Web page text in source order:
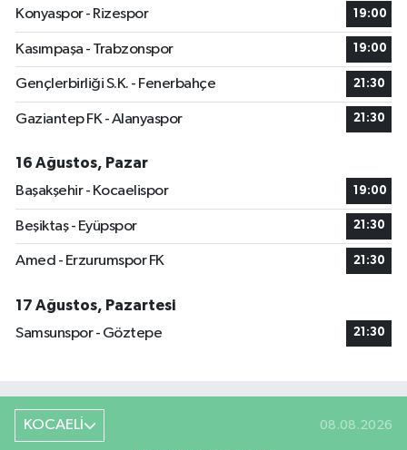
Konyaspor - Rizespor
19:00
Kasımpaşa - Trabzonspor 19:00
Gençlerbirliği S.K. - Fenerbahçe 21:30
Gaziantep FK - Alanyaspor 21:30
16 Ağustos, Pazar
Başakşehir - Kocaelispor
19:00
Beşiktaş - Eyüpspor 21:30
Amed - Erzurumspor FK 21:30
17 Ağustos, Pazartesi
Samsunspor - Göztepe
21:30
KOCAELİ 08.08.2026